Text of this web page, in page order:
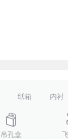
纸箱 内衬
吊孔盒